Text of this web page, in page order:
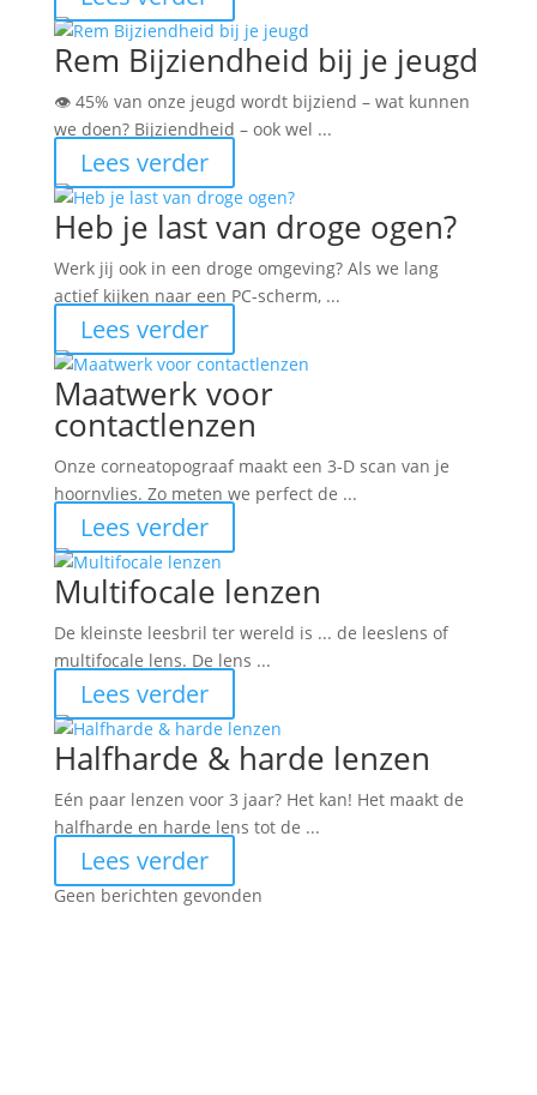
Rem Bijziendheid bij je jeugd
👁️ 45% van onze jeugd wordt bijziend – wat kunnen
we doen? Bijziendheid – ook wel ...
Lees verder
Heb je last van droge ogen?
Werk jij ook in een droge omgeving? Als we lang
actief kijken naar een PC-scherm, ...
Lees verder
Maatwerk voor
contactlenzen
Onze corneatopograaf maakt een 3-D scan van je
hoornvlies. Zo meten we perfect de ...
Lees verder
Multifocale lenzen
De kleinste leesbril ter wereld is ... de leeslens of
multifocale lens. De lens ...
Lees verder
Halfharde & harde lenzen
Eén paar lenzen voor 3 jaar? Het kan! Het maakt de
halfharde en harde lens tot de ...
Lees verder
Geen berichten gevonden